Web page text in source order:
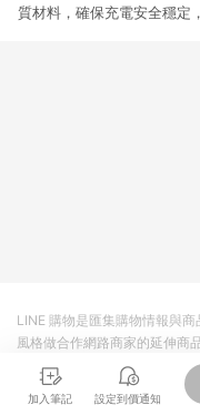
質材料，確保充電安全穩定
加入筆記 設定到價通知
LINE 購物是匯集購物情報與
風格做合作網路商家的延伸商
商品至各合作網路商家，確
準。